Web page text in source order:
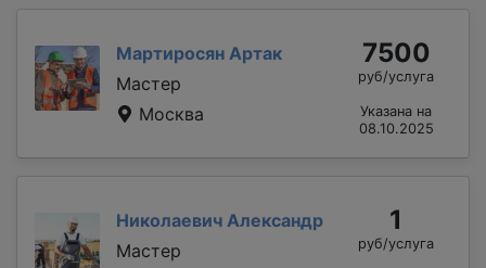
Мартиросян Артак
Мастер
Москва
7500
руб/услуга
Указана на
08.10.2025
Николаевич Александр
Мастер
1
руб/услуга